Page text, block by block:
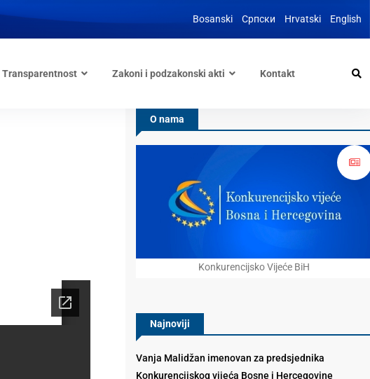
Bosanski Српски Hrvatski English
Transparentnost Zakoni i podzakonski akti Kontakt
O nama
Konkurencijsko Vijeće BiH
Najnoviji
Vanja Malidžan imenovan za predsjednika
Konkurencijskog vijeća Bosne i Hercegovine